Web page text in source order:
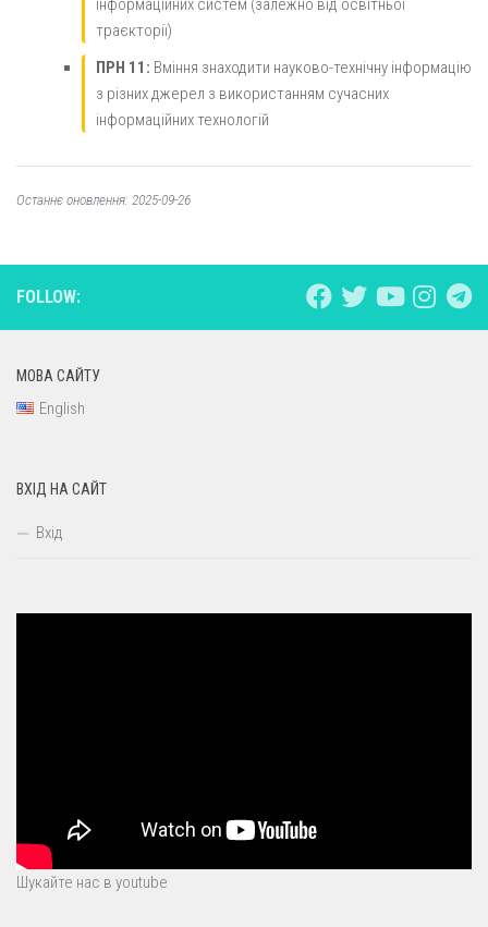
інформаційних систем (залежно від освітньої
траєкторії)
ПРН 11: Вміння знаходити науково-технічну інформацію
з різних джерел з використанням сучасних
інформаційних технологій
Останнє оновлення: 2025-09-26
FOLLOW:
МОВА САЙТУ
English
ВХІД НА САЙТ
Вхід
Шукайте нас в youtube